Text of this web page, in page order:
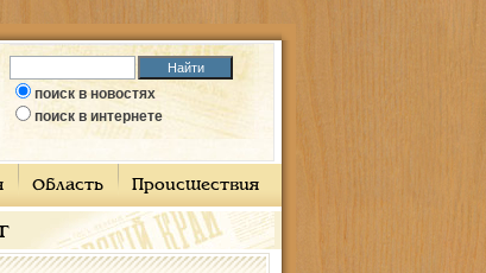
поиск в новостях
поиск в интернете
Область Происшествия